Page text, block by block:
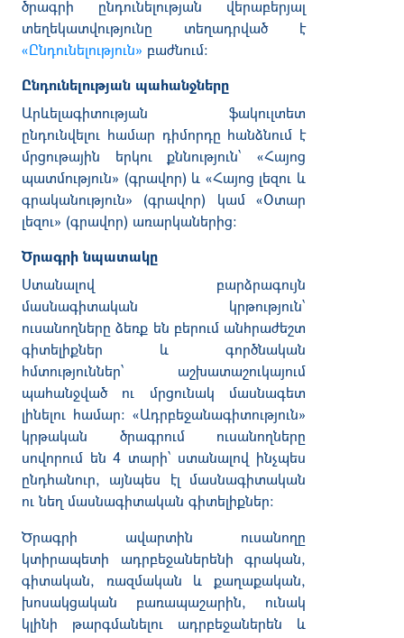
ծրագրի
ընդունելության
վերաբերյալ
տեղեկատվությունը
տեղադրված
է
«Ընդունելություն» բաժնում։
Ընդունելության պահանջները
Արևելագիտության ֆակուլտետ
ընդունվելու համար դիմորդը հանձնում է
մրցութային երկու քննություն՝ «Հայոց
պատմություն» (գրավոր) և «Հայոց լեզու և
գրականություն» (գրավոր) կամ «Օտար
լեզու» (գրավոր) առարկաներից։
Ծրագրի նպատակը
Ստանալով բարձրագույն
մասնագիտական կրթություն՝
ուսանողները ձեռք են բերում անհրաժեշտ
գիտելիքներ և գործնական
հմտություններ՝ աշխատաշուկայում
պահանջված ու մրցունակ մասնագետ
լինելու համար: «Ադրբեջանագիտություն»
կրթական ծրագրում ուսանողները
սովորում են 4 տարի՝ ստանալով ինչպես
ընդհանուր, այնպես էլ մասնագիտական
ու նեղ մասնագիտական գիտելիքներ:
Ծրագրի ավարտին ուսանողը
կտիրապետի ադրբեջաներենի գրական,
գիտական, ռազմական և քաղաքական,
խոսակցական բառապաշարին, ունակ
կլինի թարգմանելու ադրբեջաներեն և